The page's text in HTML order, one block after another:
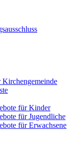
Kirchengemeinde
für Kinder
für Jugendliche
für Erwachsene